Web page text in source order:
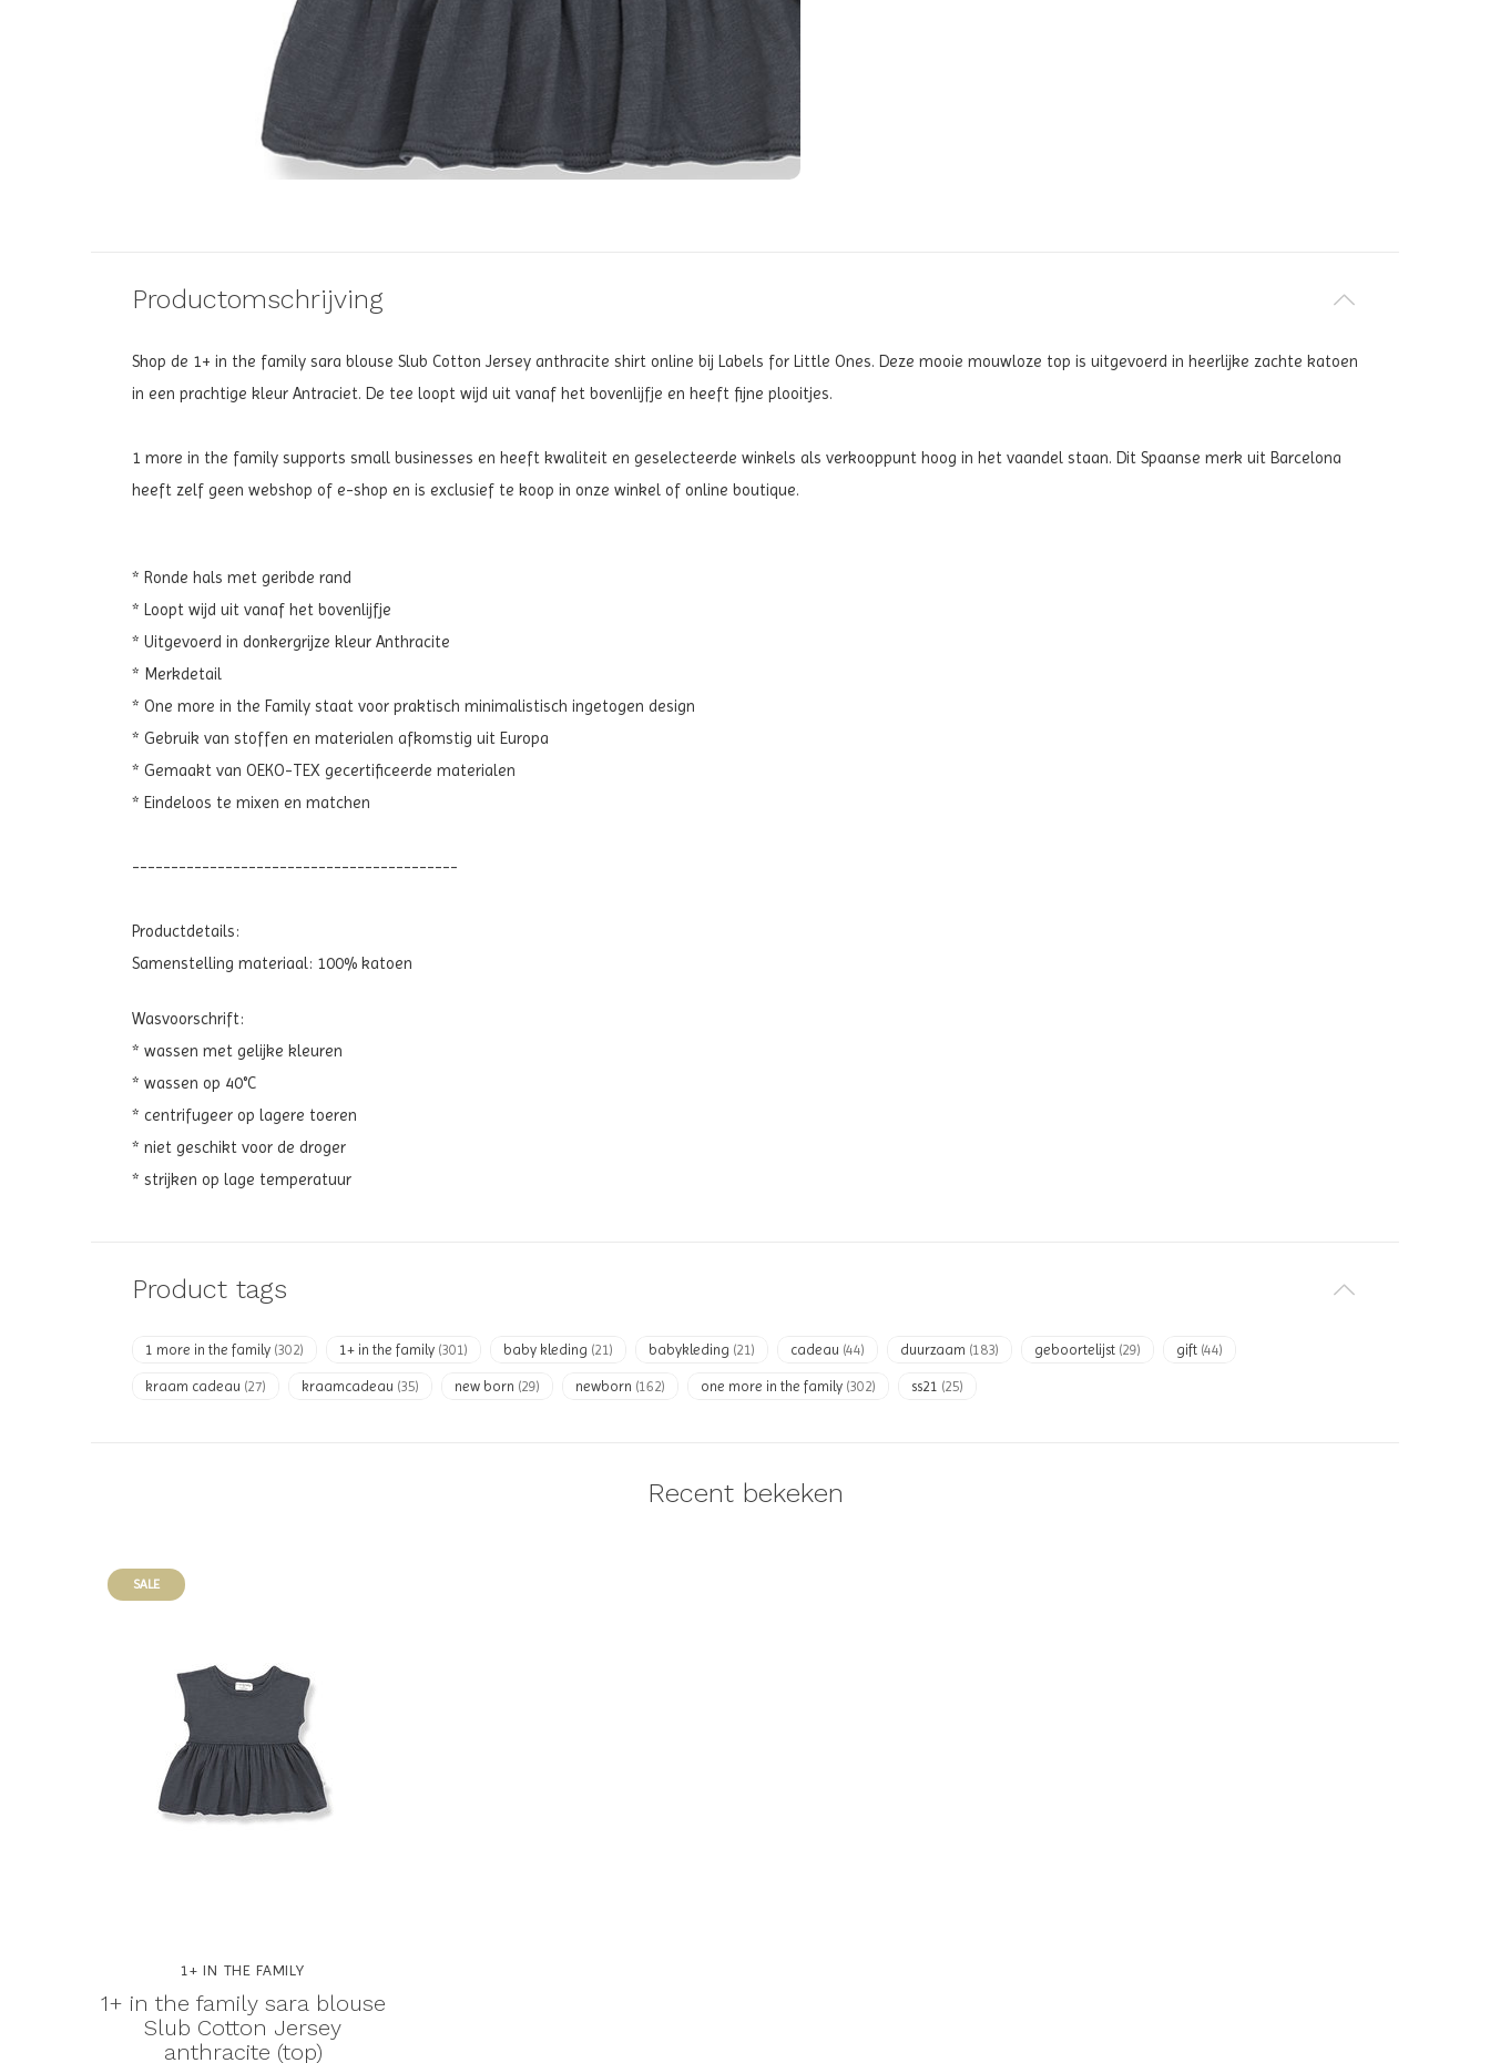
Productomschrijving
Shop de 1+ in the family sara blouse Slub Cotton Jersey anthracite shirt online bij Labels for Little Ones. Deze mooie mouwloze top is uitgevoerd in heerlijke zachte katoen
in een prachtige kleur Antraciet. De tee loopt wijd uit vanaf het bovenlijfje en heeft fijne plooitjes.
1 more in the family supports small businesses en heeft kwaliteit en geselecteerde winkels als verkooppunt hoog in het vaandel staan. Dit Spaanse merk uit Barcelona
heeft zelf geen webshop of e-shop en is exclusief te koop in onze winkel of online boutique.
* Ronde hals met geribde rand
* Loopt wijd uit vanaf het bovenlijfje
* Uitgevoerd in donkergrijze kleur Anthracite
* Merkdetail
* One more in the Family staat voor praktisch minimalistisch ingetogen design
* Gebruik van stoffen en materialen afkomstig uit Europa
* Gemaakt van OEKO-TEX gecertificeerde materialen
* Eindeloos te mixen en matchen
------------------------------------------
Productdetails:
Samenstelling materiaal: 100% katoen
Wasvoorschrift:
* wassen met gelijke kleuren
* wassen op 40°C
* centrifugeer op lagere toeren
* niet geschikt voor de droger
* strijken op lage temperatuur
Product tags
1 more in the family (302) 1+ in the family (301) baby kleding (21) babykleding (21) cadeau (44) duurzaam (183) geboortelijst (29) gift (44)
kraam cadeau (27) kraamcadeau (35) new born (29) newborn (162) one more in the family (302) ss21 (25)
Recent bekeken
SALE
1+ IN THE FAMILY
1+ in the family sara blouse
Slub Cotton Jersey
anthracite (top)